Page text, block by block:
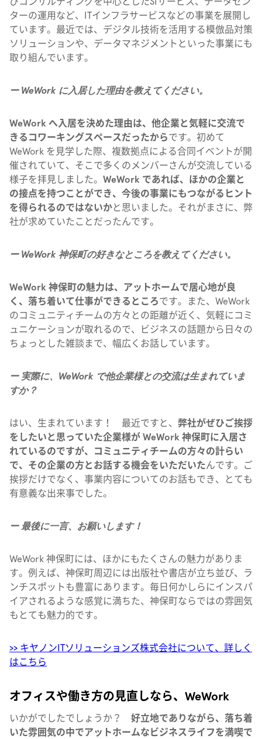
ターの運用など、ITインフラサービスなどの事業を展開し
ています。最近では、デジタル技術を活用する模倣品対策
ソリューションや、データマネジメントといった事業にも
取り組んでいます。
ー WeWork に入居した理由を教えてください。
WeWork へ入居を決めた理由は、他企業と気軽に交流で
きるコワーキングスペースだったからです。初めて
WeWork を見学した際、複数拠点による合同イベントが開
催されていて、そこで多くのメンバーさんが交流している
様子を拝見しました。 WeWork であれば、ほかの企業と
の接点を持つことができ、今後の事業にもつながるヒント
を得られるのではないかと思いました。それがまさに、弊
社が求めていたことだったんです。
ー WeWork 神保町の好きなところを教えてください。
WeWork 神保町の魅力は、アットホームで居心地が良
く、落ち着いて仕事ができるところです。また、WeWork
のコミュニティチームの方々との距離が近く、気軽にコミ
ュニケーションが取れるので、ビジネスの話題から日々の
ちょっとした雑談まで、幅広くお話しています。
ー 実際に、WeWork で他企業様との交流は生まれていま
すか？
はい、生まれています！ 最近ですと、 弊社がぜひご挨拶
をしたいと思っていた企業様が WeWork 神保町に入居さ
れているのですが、コミュニティチームの方々の計らい
で、その企業の方とお話する機会をいただいたんです。ご
挨拶だけでなく、事業内容についてのお話もでき、とても
有意義な出来事でした。
ー 最後に一言、お願いします！
WeWork 神保町には、ほかにもたくさんの魅力がありま
す。例えば、神保町周辺には出版社や書店が立ち並び、ラ
ンチスポットも豊富にあります。毎日何かしらにインスパ
イアされるような感覚に満ちた、神保町ならではの雰囲気
もとても魅力的です。
>> キヤノンITソリューションズ株式会社について、詳しく
はこちら
オフィスや働き方の見直しなら、WeWork
いかがでしたでしょうか？ 好立地でありながら、落ち着
いた雰囲気の中でアットホームなビジネスライフを満喫で